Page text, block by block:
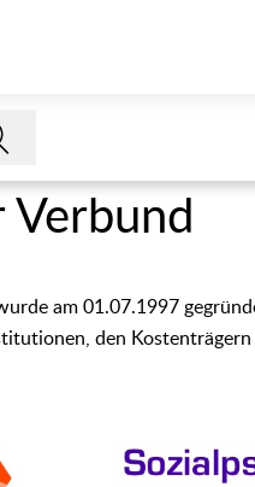
Verbund
am 01.07.1997
den